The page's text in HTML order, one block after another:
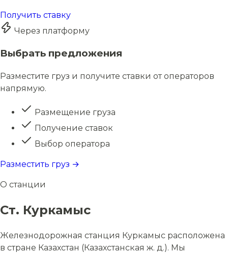
Получить ставку
Через платформу
Выбрать предложения
Разместите груз и получите ставки от операторов
напрямую.
Размещение груза
Получение ставок
Выбор оператора
Разместить груз →
О станции
Ст. Куркамыс
Железнодорожная станция Куркамыс расположена
в стране Казахстан (Казахстанская ж. д.). Мы